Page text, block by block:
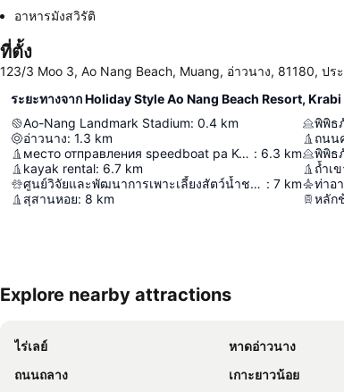
อาหารมังสวิรัติ
ที่ตั้ง
123/3 Moo 3, Ao Nang Beach, Muang, อ่าวนาง, 81180, ปร
ระยะทางจาก Holiday Style Ao Nang Beach Resort, Krabi
Ao-Nang Landmark Stadium: 0.4 km
อ่าวนาง: 1.3 km
место отправления speedboat ра Ko Pong : 6.3 km
kayak rental: 6.7 km
ศูนย์วิจัยและพัฒนาการเพาะเลี้ยงสัตว์น้ำชายฝั่งกระบี่ : 7 km
สุสานหอย: 8 km
พิพิธ
ถนน
พิพิธ
ถ้ำเ
ท่าอ
หลัก
Explore nearby attractions
ไร่เลย์ หาดอ่าวนาง
ถนนถลาง
เกาะยาวน้อย